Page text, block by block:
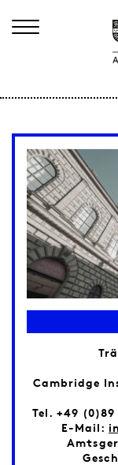
Cambridge
Tel. +49 (0)89
E-Mail: